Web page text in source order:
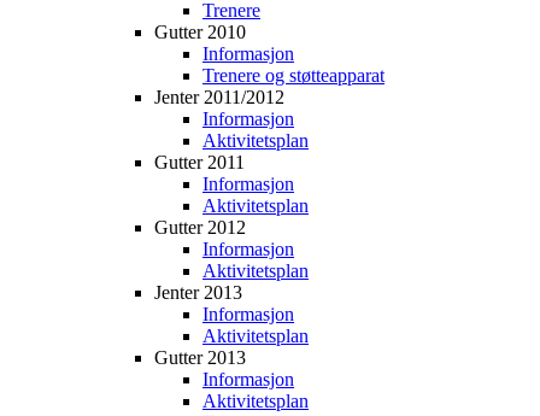
Trenere
Gutter 2010
Informasjon
Trenere og støtteapparat
Jenter 2011/2012
Informasjon
Aktivitetsplan
Gutter 2011
Informasjon
Aktivitetsplan
Gutter 2012
Informasjon
Aktivitetsplan
Jenter 2013
Informasjon
Aktivitetsplan
Gutter 2013
Informasjon
Aktivitetsplan